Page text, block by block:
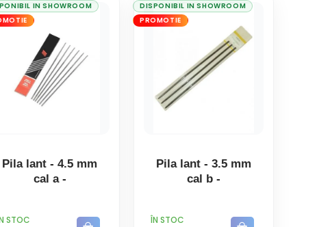
IN SHOWROOM
Pila lant - 4.5 mm
cal a -
STOC
DISPONIBIL IN SHOWROOM
PROMOTIE
Pila lant - 3.5 mm
cal b -
PRET
ÎN STOC